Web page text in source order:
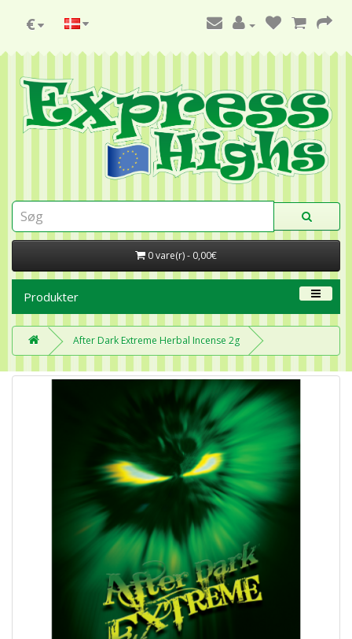
€
0 vare(r) - 0,00€
Produkter
After Dark Extreme Herbal Incense 2g